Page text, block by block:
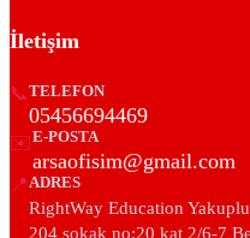
İletişim
📞TELEFON
05456694469
✉️E-POSTA
arsaofisim@gmail.com
📍ADRES
RightWay Education
204 sokak no:20 kat 2/6-7